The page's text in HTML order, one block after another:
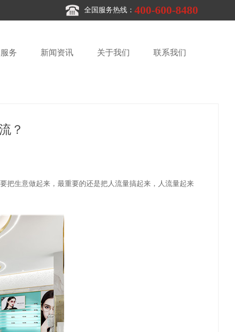
全国服务热线： 400-600-8480
务 新闻资讯 关于我们 联系我们
？
把生意做起来，最重要的还是把人流量搞起来，人流量起来